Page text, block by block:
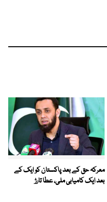
معرکہ حق کے بعد پاکستان کو ایک کے
بعد ایک کامیابی ملی، عطا تارڑ